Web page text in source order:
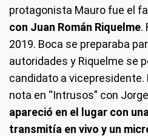
protagonista Mauro fue el
con Juan Román Riquelme.
2019. Boca se preparaba
autoridades y Riquelme se
candidato a vicepresidente.
nota en “Intrusos” con
apareció en el lugar con
transmitía en vivo y un